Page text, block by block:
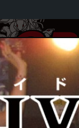
HydraGP
Electronic game